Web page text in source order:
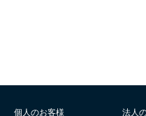
個人のお客様
法人